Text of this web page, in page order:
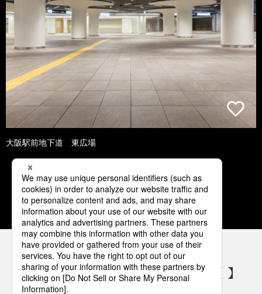
大阪駅前地下道 東広場
1 2 3 4 5
パナソニックの電気設備 SNSアカウント